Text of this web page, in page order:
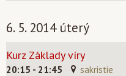
6. 5. 2014 úterý
Kurz Základy víry
20:15 - 21:45 sakristie